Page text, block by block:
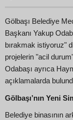
Gölbaşı Belediye
Başkanı Yakup
bırakmak istiyoruz"
projelerin "acil
Odabaşı ayrıca
açıklamalarda
Gölbaşı’nın Yeni
Belediye binasının